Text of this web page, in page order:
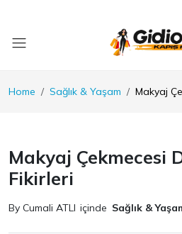
Home Sağlık & Yaşam Makyaj
Makyaj Çekmecesi
Fikirleri
By Cumali ATLI içinde Sağlık &